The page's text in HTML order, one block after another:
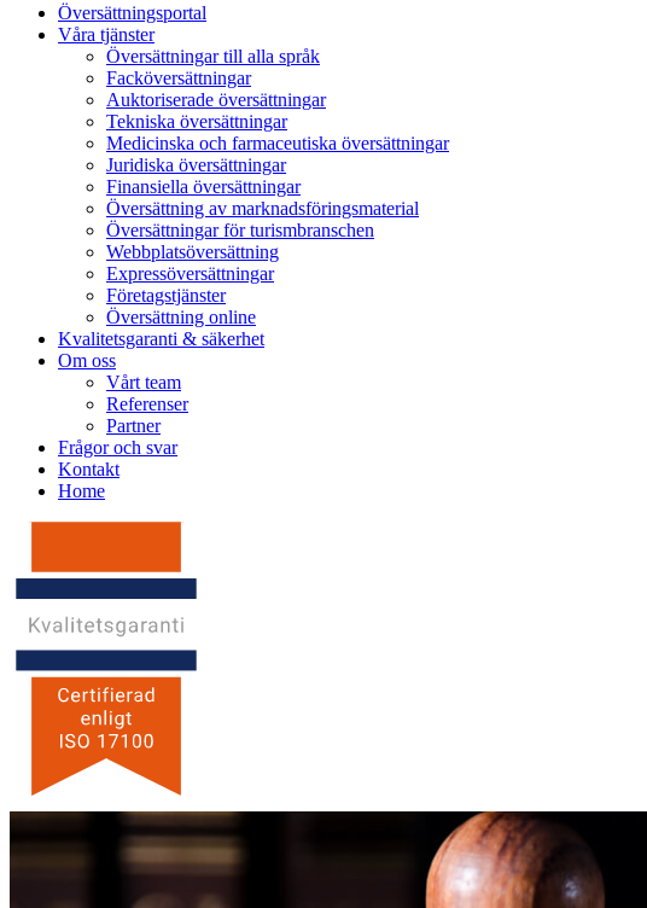
Översättningsportal
Våra tjänster
Översättningar till alla språk
Facköversättningar
Auktoriserade översättningar
Tekniska översättningar
Medicinska och farmaceutiska översättningar
Juridiska översättningar
Finansiella översättningar
Översättning av marknadsföringsmaterial
Översättningar för turismbranschen
Webbplatsöversättning
Expressöversättningar
Företagstjänster
Översättning online
Kvalitetsgaranti & säkerhet
Om oss
Vårt team
Referenser
Partner
Frågor och svar
Kontakt
Home